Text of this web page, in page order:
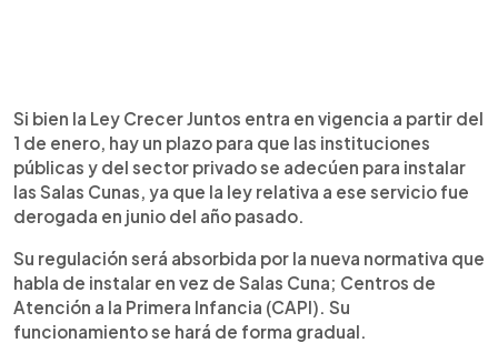
Si bien la Ley Crecer Juntos entra en vigencia a partir del
1 de enero, hay un plazo para que las instituciones
públicas y del sector privado se adecúen para instalar
las Salas Cunas, ya que la ley relativa a ese servicio fue
derogada en junio del año pasado.
Su regulación será absorbida por la nueva normativa que
habla de instalar en vez de Salas Cuna; Centros de
Atención a la Primera Infancia (CAPI). Su
funcionamiento se hará de forma gradual.